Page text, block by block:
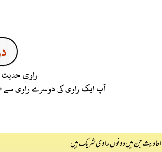
راوی حدیث
آپ ایک راوی کی دوسرے راوی سے
احادیث جن میں دونوں راوی شریک ہیں